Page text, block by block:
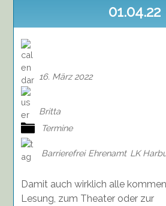
01.04.22
16. März 2022
Britta
Termine
Barrierefrei Ehrenamt LK
Damit auch wirklich alle
Lesung, zum Theater oder zur